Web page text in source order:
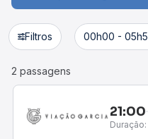
Filtros 00h00 -
2 passagens
21:00
Duração: